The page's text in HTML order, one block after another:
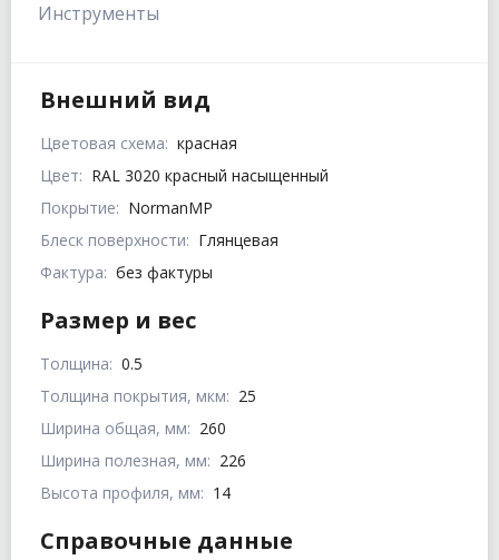
Инструменты
Внешний вид
Цветовая схема: красная
Цвет: RAL 3020 красный насыщенный
Покрытие: NormanMP
Блеск поверхности: Глянцевая
Фактура: без фактуры
Размер и вес
Толщина: 0.5
Толщина покрытия, мкм: 25
Ширина общая, мм: 260
Ширина полезная, мм: 226
Высота профиля, мм: 14
Справочные данные